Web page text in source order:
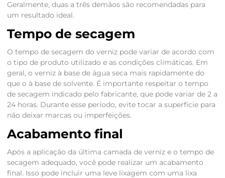
Geralmente, duas a três demãos são recomendadas para
um resultado ideal.
Tempo de secagem
O tempo de secagem do verniz pode variar de acordo com
o tipo de produto utilizado e as condições climáticas. Em
geral, o verniz à base de água seca mais rapidamente do
que o à base de solvente. É importante respeitar o tempo
de secagem indicado pelo fabricante, que pode variar de 2 a
24 horas. Durante esse período, evite tocar a superfície para
não deixar marcas ou imperfeições.
Acabamento final
Após a aplicação da última camada de verniz e o tempo de
secagem adequado, você pode realizar um acabamento
final. Isso pode incluir uma leve lixagem com uma lixa